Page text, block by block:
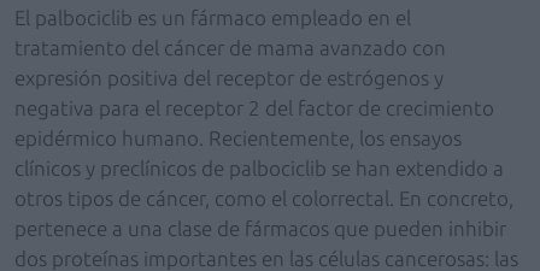
El palbociclib es un fármaco empleado en el
tratamiento del cáncer de mama avanzado con
expresión positiva del receptor de estrógenos y
negativa para el receptor 2 del factor de crecimiento
epidérmico humano. Recientemente, los ensayos
clínicos y preclínicos de palbociclib se han extendido a
otros tipos de cáncer, como el colorrectal. En concreto,
pertenece a una clase de fármacos que pueden inhibir
dos proteínas importantes en las células cancerosas: las